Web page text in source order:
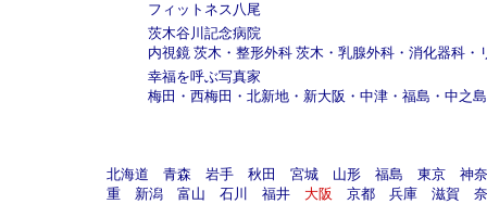
フィットネス八尾
茨木谷川記念病院
内視鏡 茨木 ・ 整形外科 茨木 ・ 乳腺外科 ・ 消化器科 ・
幸福を呼ぶ写真家
梅田 ・ 西梅田 ・ 北新地 ・ 新大阪 ・ 中津 ・ 福島 ・ 中之島
北海道 青森 岩手 秋田 宮城 山形 福島 東京
神
重
新潟 富山 石川 福井 大阪 京都 兵庫 滋賀